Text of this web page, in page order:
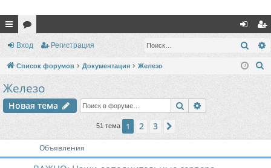
с
ы
и
ор хо
д
ег
ис
Вход Регистрация
Список форумов Документация Железо
Железо
Новая тема Поиск
51 тема 1 2 3
Объявления